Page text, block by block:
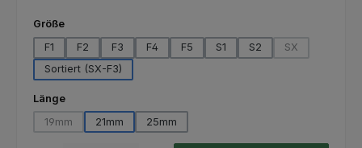
Größeauswählen
F1
F2 F3 F4 F5 S1 S2 SX
(Diese Option
Sortiert (SX-F3)
Längeauswählen
19mm
(Diese Option ist zurzeit nicht verfügbar.)
21mm 25mm